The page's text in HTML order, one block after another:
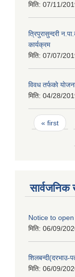
मिति: 07/11/
त्रिपुरासुन्दरी
कार्यक्रम
मिति: 07/07/
विवध तर्फकाे
मिति: 04/28/
Pages
« first
Notice to
मिति: 06/09/
शिलबन्दी(दरभाउ-
मिति: 06/09/